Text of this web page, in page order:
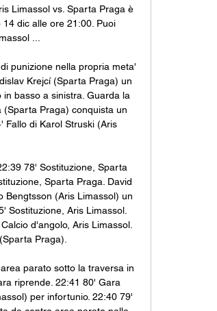
Limassol vs. Sparta Praga è
dic alle ore 21:00. Puoi
...
punizione nella propria meta'
Krejcí (Sparta Praga) un
basso a sinistra. Guarda la
Praga) conquista un
Fallo di Karol Struski (Aris
78' Sostituzione, Sparta
Sparta Praga. David
Bengtsson (Aris Limassol) un
Sostituzione, Aris Limassol.
d'angolo, Aris Limassol.
Praga).
parato sotto la traversa in
riprende. 22:41 80' Gara
per infortunio. 22:40 79'